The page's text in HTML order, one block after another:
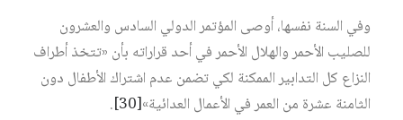
وفي السنة نفسها، أوصى المؤتمر الدولي السادس والعشرون
للصليب الأحمر والهلال الأحمر في أحد قراراته بأن «تتخذ أطراف
النزاع كل التدابير الممكنة لكي تضمن عدم اشتراك الأطفال دون
الثامنة عشرة من العمر في الأعمال العدائية»[30]
.